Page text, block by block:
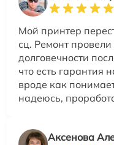
Мой принтер
сц. Ремонт
долговечности
что есть гарантия
вроде как
надеюсь,
Аксенова